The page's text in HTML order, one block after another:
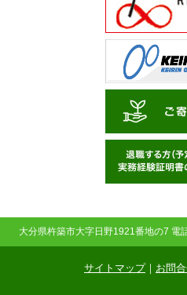
大分県杵築市大字日野1921番地の7
サイトマップ｜ お問